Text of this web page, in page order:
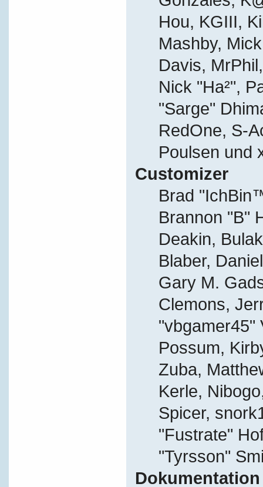
Hou, KGIII,
Mashby,
Davis,
Nick "Ha²",
"Sarge"
RedOne, S-
Poulsen und
Customizer
Brad
Brannon "B"
Deakin,
Blaber,
Gary M.
Clemons,
"vbgamer45"
Possum,
Zuba,
Kerle,
Spicer,
"Fustrate"
"Tyrsson"
Dokumentation